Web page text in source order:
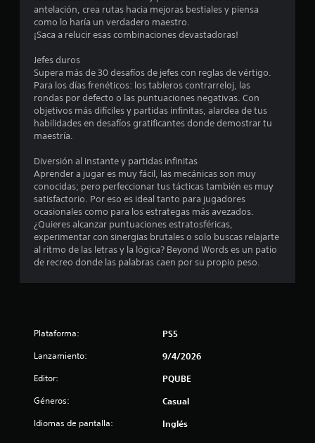
t
e
l
l
s
e
u
o
l
a
x
p
e
r
i
e
i
a
c
i
n
e
m
á
t
c
o
o
e
antelación, crea rutas hacia mejoras bestiales y piensa
como lo haría un verdadero maestro.
¡Saca a relucir esas combinaciones devastadoras!
Jefes duros
Supera más de 30 desafíos de jefes con reglas de vértigo.
Para los días frenéticos: los tableros contrarreloj, las
rondas por defecto o las puntuaciones negativas. Con
objetivos más difíciles y partidas infinitas, alardea de tus
habilidades en desafíos gratificantes donde demostrar tu
maestría.
Diversión al instante y partidas infinitas
Aprender a jugar es muy fácil, las mecánicas son muy
conocidas; pero perfeccionar tus tácticas también es muy
satisfactorio. Por eso es ideal tanto para jugadores
ocasionales como para los estrategas más avezados.
¿Quieres alcanzar puntuaciones estratosféricas,
experimentar con sinergias brutales o solo buscas relajarte
al ritmo de las letras y la lógica? Beyond Words es un patio
de recreo donde las palabras caen por su propio peso.
Plataforma: PS5
Lanzamiento: 9/4/2026
Editor: PQUBE
Géneros: Casual
Idiomas de pantalla: Inglés